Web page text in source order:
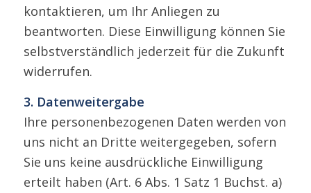
kontaktieren, um Ihr Anliegen zu
beantworten. Diese Einwilligung können Sie
selbstverständlich jederzeit für die Zukunft
widerrufen.
3. Datenweitergabe
Ihre personenbezogenen Daten werden von
uns nicht an Dritte weitergegeben, sofern
Sie uns keine ausdrückliche Einwilligung
erteilt haben (Art. 6 Abs. 1 Satz 1 Buchst. a)